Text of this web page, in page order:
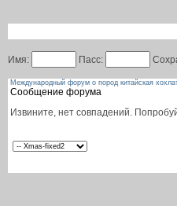
Имя: Пасс:
Международный форум о пород китайская
Сообщение форума
Извините, нет совпадений.